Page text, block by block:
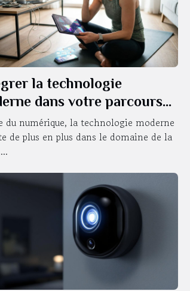
la technologie
dans votre parcours
: avantages et pièges
du numérique, la technologie moderne
de plus en plus dans le domaine de la